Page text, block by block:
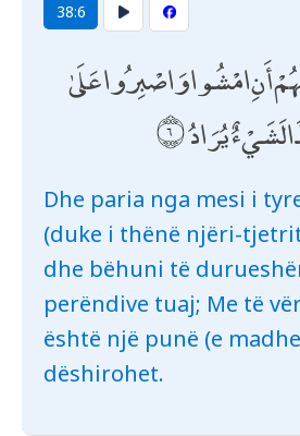
38:6
أَنِ امْشُوا وَاصْبِرُوا عَلَىٰ
يُرَادُ
Dhe paria nga mesi i
(duke i thënë njëri-
dhe bëhuni të
perëndive tuaj; Me të
është një punë (e
dëshirohet.